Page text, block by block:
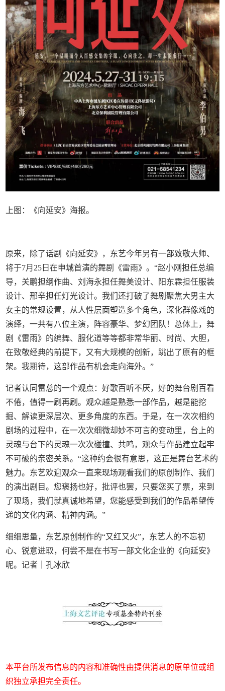
上图：《向延安》海报。
原来，除了话剧《向延安》，东艺今年另有一部致敬大师、
将于7月25日在申城首演的舞剧《雷雨》。“赵小刚担任总编
导，关鹏担纲作曲、刘海永担任舞美设计、阳东霖担任服装
设计、邢辛担任灯光设计。我们还打破了舞剧聚焦大男主大
女主的常规设置，从人性层面塑造多个角色，深化群像戏的
演绎，一共有八位主演，阵容豪华、梦幻团队！总体上，舞
剧《雷雨》的编舞、服化道等等都非常华丽、时尚、大胆，
在致敬经典的前提下，又有大规模的创新，跳出了原有的框
架。我期待，这部作品有机会走向海外。”
记者认同雷总的一个观点：好歌百听不厌，好的舞台剧百看
不倦，值得一刷再刷。观众越是熟悉一部作品，越是能挖
掘、解读更深层次、更多角度的东西。于是，在一次次相约
剧场的过程中，在一次次细微却妙不可言的变动里，台上的
灵魂与台下的灵魂一次次碰撞、共鸣，观众与作品建立起牢
不可破的亲密关系。“这种约会很有意思，这正是舞台艺术的
魅力。东艺欢迎观众一直来现场观看我们的原创制作、我们
的演出剧目。您褒扬也好，批评也罢，只要您买了票，来到
了现场，我们就真诚地希望，您能感受到我们的作品希望传
递的文化内涵、精神内涵。”
细细思量，东艺原创制作的“又红又火”，东艺人的不忘初
心、锐意进取，何尝不是在书写一部文化企业的《向延安》
呢。记者｜孔冰欣
本平台所发布信息的内容和准确性由提供消息的原单位或组
织独立承担完全责任。